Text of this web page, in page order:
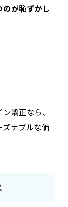
のが恥ずかし
矯正なら、
ナブルな価